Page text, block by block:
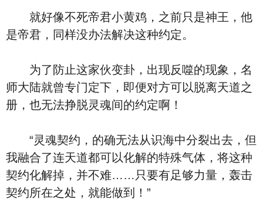
就好像不死帝君小黄鸡，之前只是神王，他
是帝君，同样没办法解决这种约定。
为了防止这家伙变卦，出现反噬的现象，名
师大陆就曾专门定下，即便对方可以脱离天道之
册，也无法挣脱灵魂间的约定啊！
“灵魂契约，的确无法从识海中分裂出去，但
我融合了连天道都可以化解的特殊气体，将这种
契约化解掉，并不难……只要有足够力量，轰击
契约所在之处，就能做到！”